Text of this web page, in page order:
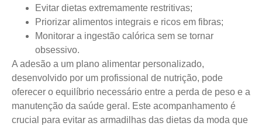
Evitar dietas extremamente restritivas;
Priorizar alimentos integrais e ricos em fibras;
Monitorar a ingestão calórica sem se tornar
obsessivo.
A adesão a um plano alimentar personalizado,
desenvolvido por um profissional de nutrição, pode
oferecer o equilíbrio necessário entre a perda de peso e a
manutenção da saúde geral. Este acompanhamento é
crucial para evitar as armadilhas das dietas da moda que